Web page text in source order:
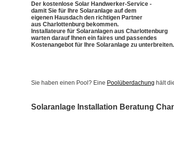
Der kostenlose Solar Handwerker-Service -
damit Sie für Ihre Solaranlage auf dem
eigenen Hausdach den richtigen Partner
aus Charlottenburg bekommen.
Installateure für Solaranlagen aus Charlottenburg
warten darauf Ihnen ein faires und passendes
Kostenangebot für Ihre Solaranlage zu unterbreiten.
Sie haben einen Pool? Eine Poolüberdachung hält
Solaranlage Installation Beratung